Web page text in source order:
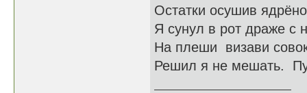
Остатки осушив
Я сунул в рот драже с
На плеши визави
Решил я не мешать.